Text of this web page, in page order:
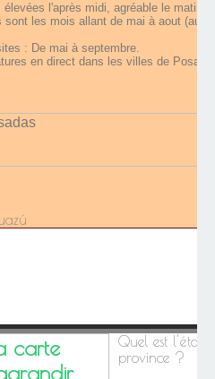
l'après midi, agréable le matin
sont les mois allant de mai à aout
: De mai à septembre.
en direct dans les villes de
Quel est l'état
province ?